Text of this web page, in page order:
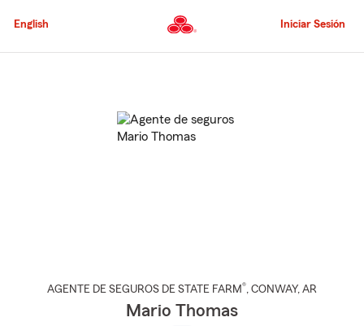
al
principal
English Iniciar Sesión
AGENTE DE SEGUROS DE STATE FARM®, CONWAY, AR
Mario Thomas